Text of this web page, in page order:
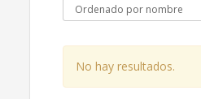
No hay resultados.